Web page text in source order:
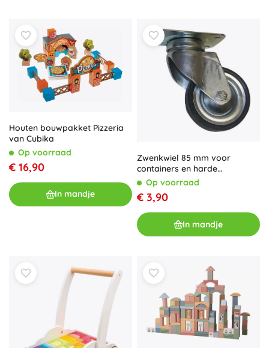
Houten bouwpakket Pizzeria
van Cubika
Op voorraad
€ 16,90
In mandje
Zwenkwiel 85 mm voor
containers en harde
oppervlakken
Op voorraad
€ 3,90
In mandje